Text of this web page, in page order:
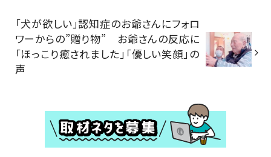
「犬が欲しい」認知症のお爺さんにフォロ
ワーからの”贈り物” お爺さんの反応に
「ほっこり癒されました」「優しい笑顔」の
声